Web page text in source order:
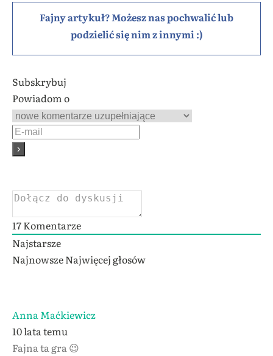
Fajny artykuł? Możesz nas pochwalić lub
podzielić się nim z innymi :)
Subskrybuj
Powiadom o
17Komentarze
Najstarsze
NajnowszeNajwięcej głosów
Anna Maćkiewicz
10 lata temu
Fajna ta gra 😉